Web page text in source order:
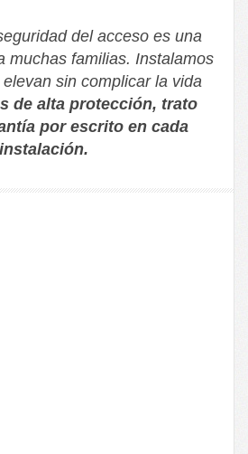
del acceso es una
muchas familias. Instalamos
sin complicar la vida
de alta protección, trato
por escrito en cada
instalación.